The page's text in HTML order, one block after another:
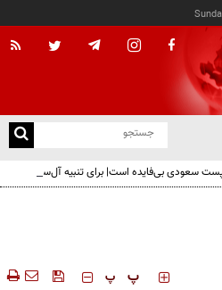
سعودی بی‌فایده است| برای تنبیه آل‌سعود باید
‍‍‍ پ پ